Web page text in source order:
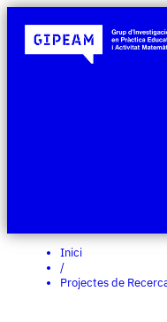
Inici
/
Projectes de